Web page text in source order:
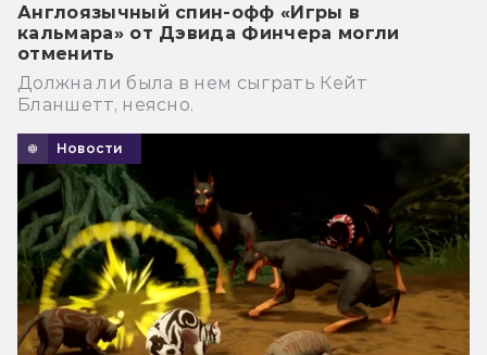
Англоязычный спин-офф «Игры в
кальмара» от Дэвида Финчера могли
отменить
Должна ли была в нем сыграть Кейт
Бланшетт, неясно.
Новости